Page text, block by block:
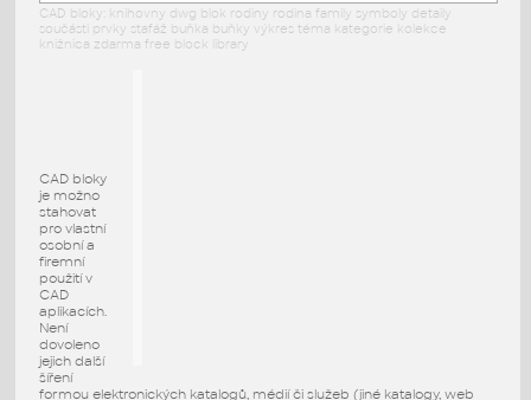
CAD bloky: knihovny dwg blok rodiny rodina family symboly detaily
součásti prvky stafáž buňka buňky výkres téma kategorie kolekce
knižnica zdarma free block library
CAD bloky
je možno
stahovat
pro vlastní
osobní a
firemní
použití v
CAD
aplikacích.
Není
dovoleno
jejich další
šíření
formou elektronických katalogů, médií či služeb (jiné katalogy, web